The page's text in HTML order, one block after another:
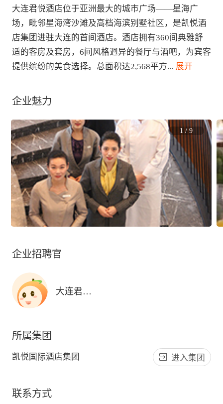
大连君悦酒店位于亚洲最大的城市广场——星海广
场，毗邻星海湾沙滩及高档海滨别墅社区，是凯悦酒
店集团进驻大连的首间酒店。酒店拥有360间典雅舒
适的客房及套房，6间风格迥异的餐厅与酒吧，为宾客
提供缤纷的美食选择。总面积达2,568平方... 展开
企业魅力
1 / 9
企业招聘官
大连君悦酒店人力资源部
所属集团
凯悦国际酒店集团 进入集团
联系方式